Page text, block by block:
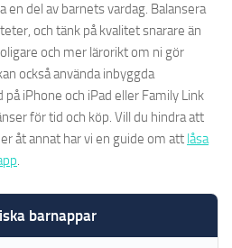
en del av barnets vardag. Balansera
och tänk på kvalitet snarare än
och mer lärorikt om ni gör
också använda inbyggda
iPhone och iPad eller Family Link
för tid och köp. Vill du hindra att
åt annat har vi en guide om att låsa
.
barnappar